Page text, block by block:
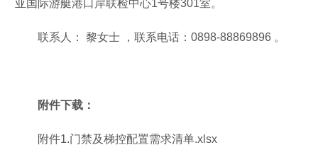
亚国际游艇港口岸联检中心1号楼301室。
联系人： 黎女士 ，联系电话：0898-88869896 。
附件下载：
附件1.门禁及梯控配置需求清单.xlsx